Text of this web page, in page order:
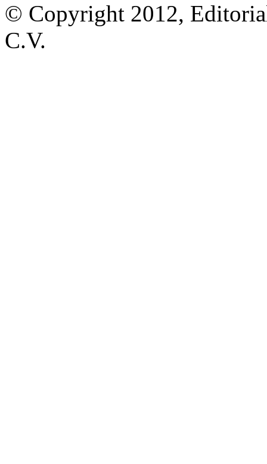
© Copyright 2012,
C.V.